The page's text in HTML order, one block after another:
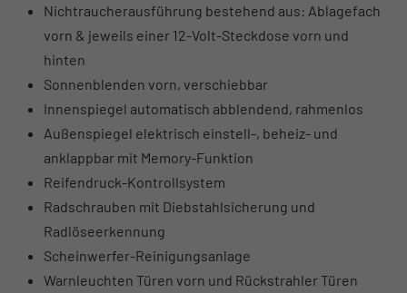
Nichtraucherausführung bestehend aus: Ablagefach
vorn & jeweils einer 12-Volt-Steckdose vorn und
hinten
Sonnenblenden vorn, verschiebbar
Innenspiegel automatisch abblendend, rahmenlos
Außenspiegel elektrisch einstell-, beheiz- und
anklappbar mit Memory-Funktion
Reifendruck-Kontrollsystem
Radschrauben mit Diebstahlsicherung und
Radlöseerkennung
Scheinwerfer-Reinigungsanlage
Warnleuchten Türen vorn und Rückstrahler Türen